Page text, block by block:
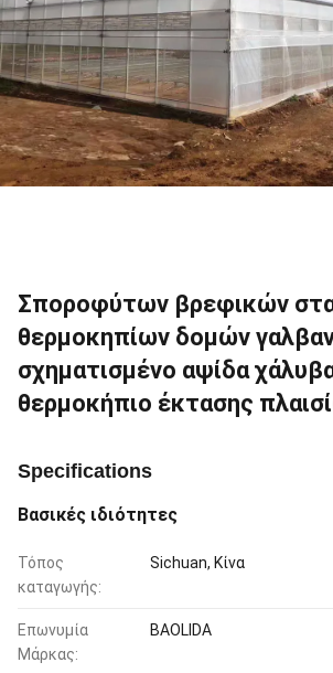
Σποροφύτων βρεφικών
θερμοκηπίων δομών
σχηματισμένο αψίδα
θερμοκήπιο έκτασης
Specifications
Βασικές ιδιότητες
Τόπος
καταγωγής:
Sichuan, Κίνα
Επωνυμία
Μάρκας:
BAOLIDA